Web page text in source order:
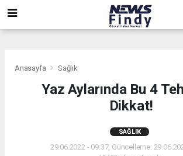
Anasayfa Sağlık
Yaz Aylarında Bu 4
Dikkat!
SAĞLIK
29.06.2022 - 09:37, Güncelleme: